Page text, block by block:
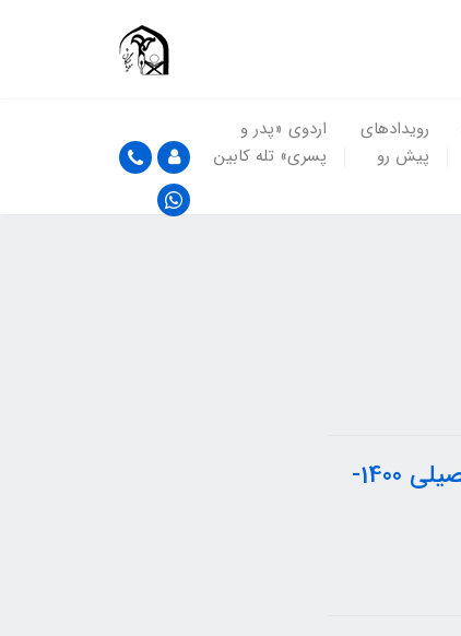
رویدادهای
پیش رو
اردوی «پدر و
پسری» تله کابین
درس : ریاضی چهارم (جلسه سوم) قسمت اول سال تحصیلی 1400-